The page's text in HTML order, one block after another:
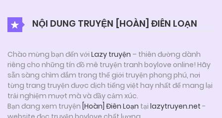
NỘI DUNG TRUYỆN [HOÀN] ĐIÊN LOẠN
Chào mừng bạn đến với Lazy truyện – thiên đường dành
riêng cho những tín đồ mê truyện tranh boylove online! Hãy
sẵn sàng chìm đắm trong thế giới truyện phong phú, nơi
từng trang truyện được dịch tiếng việt hay nhất để mang lại
trải nghiệm mượt mà và đầy cảm xúc.
Bạn đang xem truyện [Hoàn] Điên Loạn tại lazytruyen.net -